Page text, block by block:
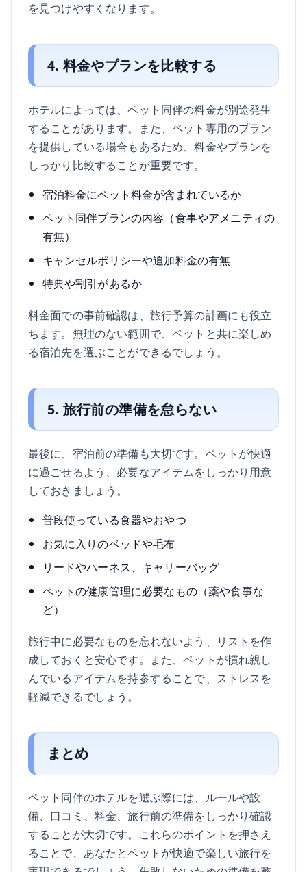
を見つけやすくなります。
4. 料金やプランを比較する
ホテルによっては、ペット同伴の料金が別途発生
することがあります。また、ペット専用のプラン
を提供している場合もあるため、料金やプランを
しっかり比較することが重要です。
宿泊料金にペット料金が含まれているか
ペット同伴プランの内容（食事やアメニティの
有無）
キャンセルポリシーや追加料金の有無
特典や割引があるか
料金面での事前確認は、旅行予算の計画にも役立
ちます。無理のない範囲で、ペットと共に楽しめ
る宿泊先を選ぶことができるでしょう。
5. 旅行前の準備を怠らない
最後に、宿泊前の準備も大切です。ペットが快適
に過ごせるよう、必要なアイテムをしっかり用意
しておきましょう。
普段使っている食器やおやつ
お気に入りのベッドや毛布
リードやハーネス、キャリーバッグ
ペットの健康管理に必要なもの（薬や食事な
ど）
旅行中に必要なものを忘れないよう、リストを作
成しておくと安心です。また、ペットが慣れ親し
んでいるアイテムを持参することで、ストレスを
軽減できるでしょう。
まとめ
ペット同伴のホテルを選ぶ際には、ルールや設
備、口コミ、料金、旅行前の準備をしっかり確認
することが大切です。これらのポイントを押さえ
ることで、あなたとペットが快適で楽しい旅行を